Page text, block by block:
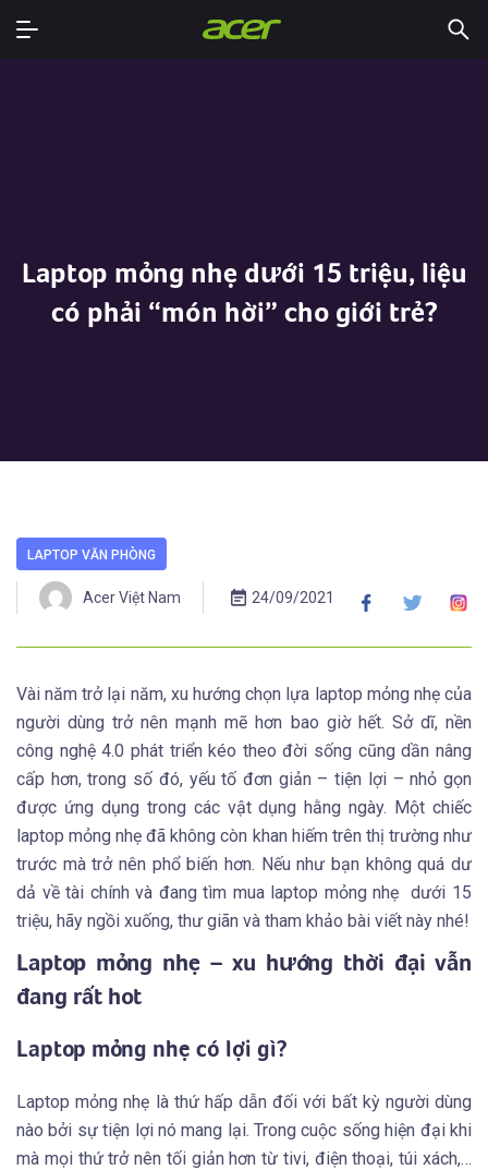
Laptop mỏng nhẹ dưới 15 triệu, liệu
có phải “món hời” cho giới trẻ?
LAPTOP VĂN PHÒNG
Acer Việt Nam 24/09/2021
Vài năm trở lại năm, xu hướng chọn lựa laptop mỏng nhẹ của
người dùng trở nên mạnh mẽ hơn bao giờ hết. Sở dĩ, nền
công nghệ 4.0 phát triển kéo theo đời sống cũng dần nâng
cấp hơn, trong số đó, yếu tố đơn giản – tiện lợi – nhỏ gọn
được ứng dụng trong các vật dụng hằng ngày. Một chiếc
laptop mỏng nhẹ đã không còn khan hiếm trên thị trường như
trước mà trở nên phổ biến hơn. Nếu như bạn không quá dư
dả về tài chính và đang tìm mua laptop mỏng nhẹ dưới 15
triệu, hãy ngồi xuống, thư giãn và tham khảo bài viết này nhé!
Laptop mỏng nhẹ – xu hướng thời đại vẫn
đang rất hot
Laptop mỏng nhẹ có lợi gì?
Laptop mỏng nhẹ là thứ hấp dẫn đối với bất kỳ người dùng
nào bởi sự tiện lợi nó mang lại. Trong cuộc sống hiện đại khi
mà mọi thứ trở nên tối giản hơn từ tivi, điện thoại, túi xách,…